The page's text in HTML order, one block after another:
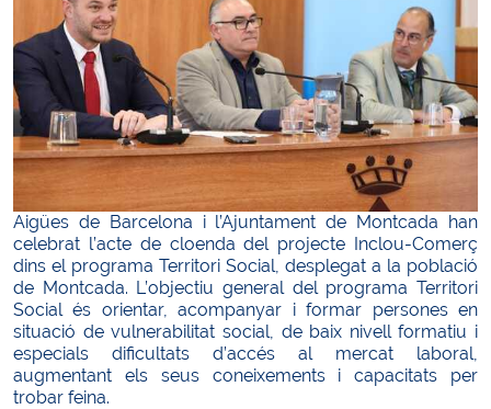
Aigües de Barcelona i l’Ajuntament de Montcada han
celebrat l’acte de cloenda del projecte Inclou-Comerç
dins el programa Territori Social, desplegat a la població
de Montcada. L’objectiu general del programa Territori
Social és orientar, acompanyar i formar persones en
situació de vulnerabilitat social, de baix nivell formatiu i
especials dificultats d’accés al mercat laboral,
augmentant els seus coneixements i capacitats per
trobar feina.